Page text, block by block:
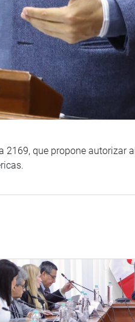
que propone autorizar